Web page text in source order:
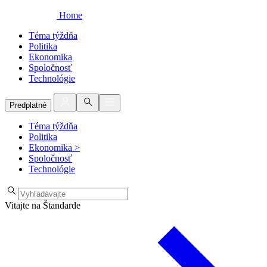
Home
Téma týždňa
Politika
Ekonomika
Spoločnosť
Technológie
Predplatné
Téma týždňa
Politika
Ekonomika >
Spoločnosť
Technológie
Vitajte na Štandarde